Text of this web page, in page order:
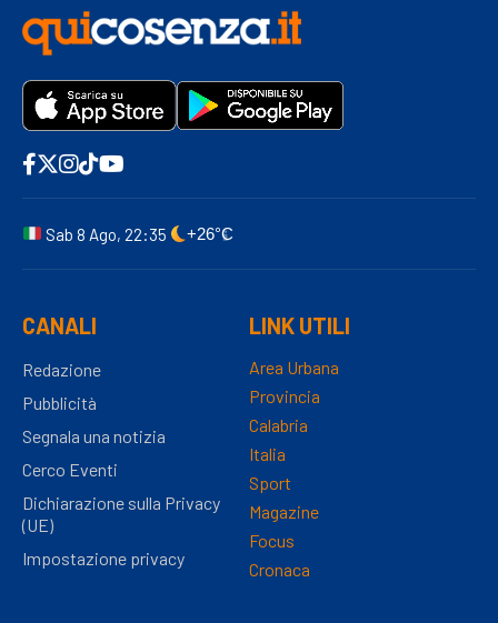
Sab 8 Ago, 22:35 +26°C
CANALI
Redazione
Pubblicità
Segnala una notizia
Cerco Eventi
Dichiarazione sulla Privacy
(UE)
Impostazione privacy
LINK UTILI
Area Urbana
Provincia
Calabria
Italia
Sport
Magazine
Focus
Cronaca